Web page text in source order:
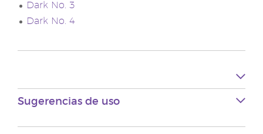
Dark No. 3
Dark No. 4
Sugerencias de uso